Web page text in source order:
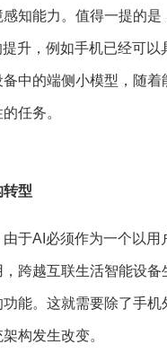
知能⼒。值得一提的是
升，例如手机已经可以
中的端侧小模型，随着
任务。
型
于AI必须作为⼀个以⽤
跨越互联⽣活智能设备
能。这就需要除了手机
构发生改变。